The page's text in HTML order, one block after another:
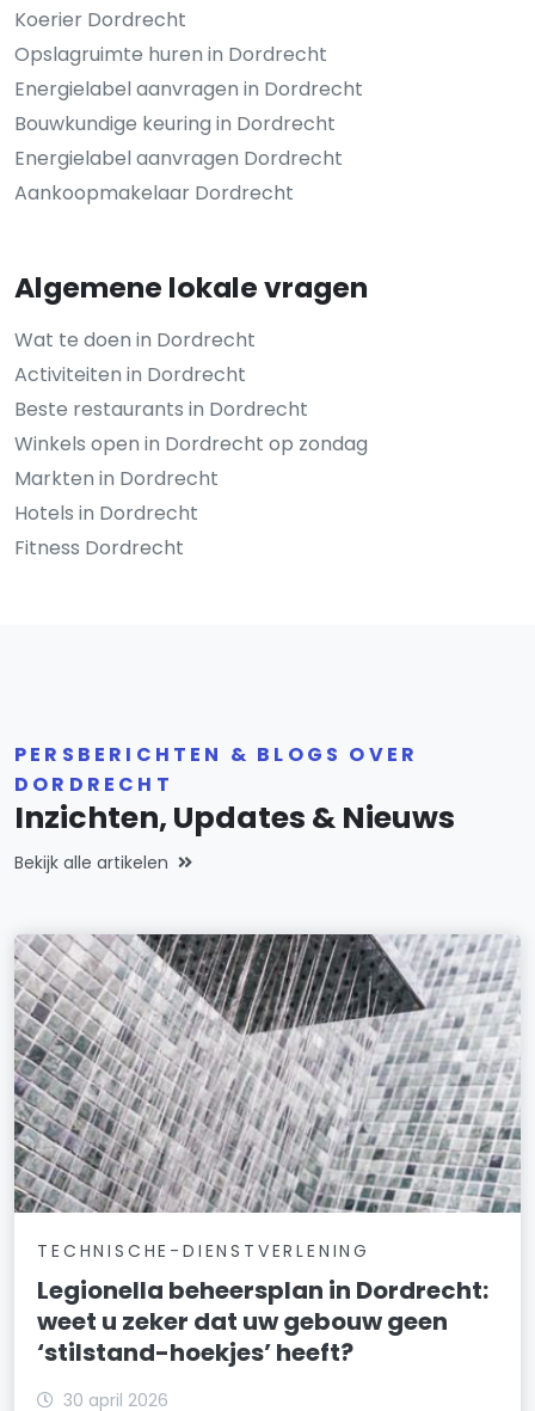
Koerier Dordrecht
Opslagruimte huren in Dordrecht
Energielabel aanvragen in Dordrecht
Bouwkundige keuring in Dordrecht
Energielabel aanvragen Dordrecht
Aankoopmakelaar Dordrecht
Algemene lokale vragen
Wat te doen in Dordrecht
Activiteiten in Dordrecht
Beste restaurants in Dordrecht
Winkels open in Dordrecht op zondag
Markten in Dordrecht
Hotels in Dordrecht
Fitness Dordrecht
PERSBERICHTEN & BLOGS OVER
DORDRECHT
Inzichten, Updates & Nieuws
Bekijk alle artikelen
TECHNISCHE-DIENSTVERLENING
Legionella beheersplan in Dordrecht:
weet u zeker dat uw gebouw geen
‘stilstand-hoekjes’ heeft?
30 april 2026